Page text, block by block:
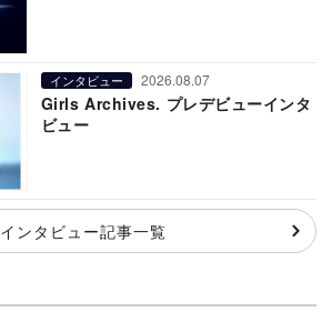
インタビュー 2026.08.07
Girls Archives. プレデビューインタ
ビュー
インタビュー記事一覧